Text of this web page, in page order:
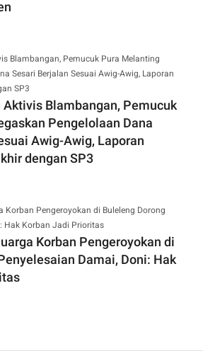
Aktivis Blambangan, Pemucuk
Pengelolaan Dana
Awig-Awig, Laporan
dengan SP3
Korban Pengeroyokan di
Damai, Doni: Hak